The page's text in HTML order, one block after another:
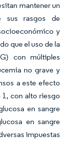
mantener un
sus rasgos de
y
que el uso de la
con múltiples
no grave y
a este efecto
con alto riesgo
en sangre
en sangre
impuestas